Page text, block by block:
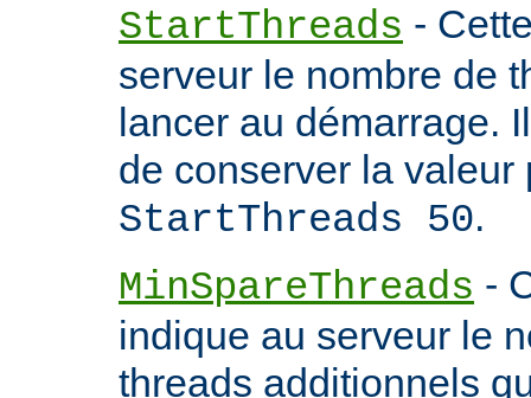
StartThreads -
serveur le nombre de
lancer au démarrage.
de conserver la valeur
StartThreads 50.
MinSpareThreads -
indique au serveur le
threads additionnels